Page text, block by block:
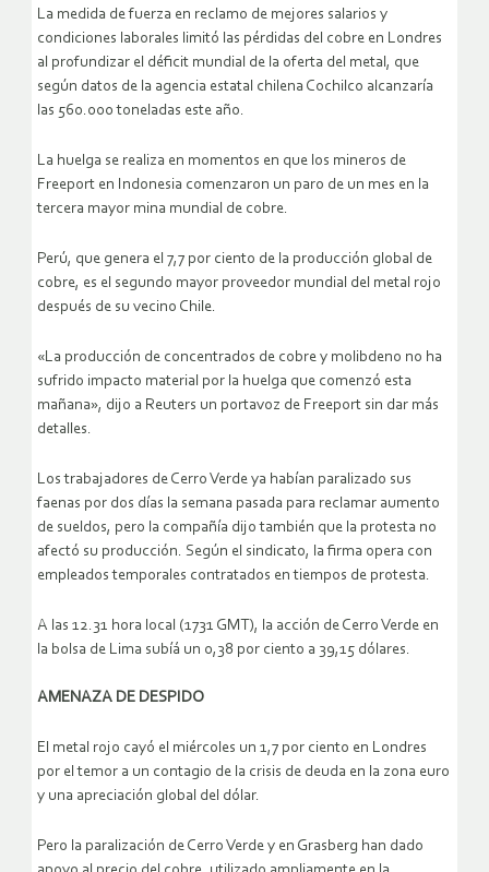
La medida de fuerza en reclamo de mejores salarios y
condiciones laborales limitó las pérdidas del cobre en Londres
al profundizar el déficit mundial de la oferta del metal, que
según datos de la agencia estatal chilena Cochilco alcanzaría
las 560.000 toneladas este año.
La huelga se realiza en momentos en que los mineros de
Freeport en Indonesia comenzaron un paro de un mes en la
tercera mayor mina mundial de cobre.
Perú, que genera el 7,7 por ciento de la producción global de
cobre, es el segundo mayor proveedor mundial del metal rojo
después de su vecino Chile.
«La producción de concentrados de cobre y molibdeno no ha
sufrido impacto material por la huelga que comenzó esta
mañana», dijo a Reuters un portavoz de Freeport sin dar más
detalles.
Los trabajadores de Cerro Verde ya habían paralizado sus
faenas por dos días la semana pasada para reclamar aumento
de sueldos, pero la compañía dijo también que la protesta no
afectó su producción. Según el sindicato, la firma opera con
empleados temporales contratados en tiempos de protesta.
A las 12.31 hora local (1731 GMT), la acción de Cerro Verde en
la bolsa de Lima subíá un 0,38 por ciento a 39,15 dólares.
AMENAZA DE DESPIDO
El metal rojo cayó el miércoles un 1,7 por ciento en Londres
por el temor a un contagio de la crisis de deuda en la zona euro
y una apreciación global del dólar.
Pero la paralización de Cerro Verde y en Grasberg han dado